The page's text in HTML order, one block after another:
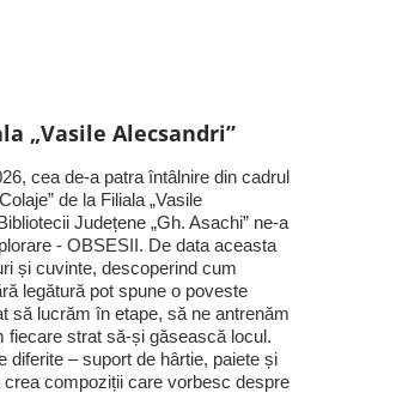
„Vasile Alecsandri”
cea de-a patra întâlnire din cadrul
de la Filiala „Vasile
Județene „Gh. Asachi” ne-a
- OBSESII. De data aceasta
și cuvinte, descoperind cum
legătură pot spune o poveste
să lucrăm în etape, să ne antrenăm
fiecare strat să-și găsească locul.
diferite – suport de hârtie, paiete și
crea compoziții care vorbesc despre